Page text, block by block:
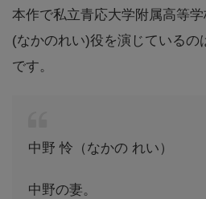
本作で私立青応大学附属高等
(なかのれい)役を演じているの
です。
中野 怜（なかの れい）
中野の妻。